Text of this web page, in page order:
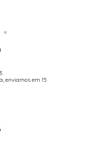
enviamos em 15